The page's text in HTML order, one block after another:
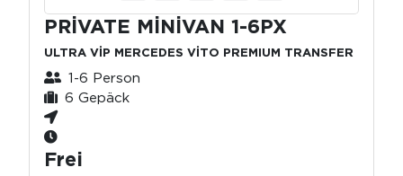
PRİVATE MİNİVAN 1-6PX
ULTRA VİP MERCEDES VİTO PREMIUM TRANSFER
1-6 Person
6 Gepäck
Frei